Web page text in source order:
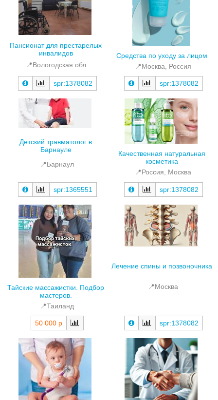
Пансионат для престарелых
инвалидов
📍Вологодская обл.
spr:1378082
Средства по уходу за лицом
📍Москва, Россия
spr:1378082
Детский травматолог в
Барнауле
📍Барнаул
spr:1365551
Качественная натуральная
косметика
📍Россия, Москва
spr:1378082
Тайские массажистки. Подбор
мастеров.
📍Таиланд
50 000 р
Лечение спины и позвоночника
📍Москва
spr:1378082